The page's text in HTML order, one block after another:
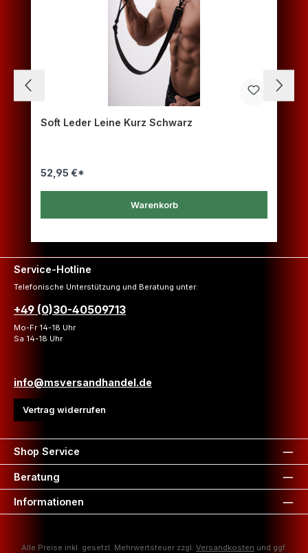
Soft Leder Leine Kurz Schwarz
52,95 €*
Warenkorb
Service-Hotline
Telefonische Unterstützung und Beratung unter:
+49 (0)30-40509713
Mo-Fr 14-18 Uhr
Sa 14-18 Uhr
info@msversandhandel.de
Vertrag widerrufen
Shop Service
Beratung
Informationen
Alle Preise inkl. gesetzl. Mehrwertsteuer zzgl. Versandkosten und ggf.